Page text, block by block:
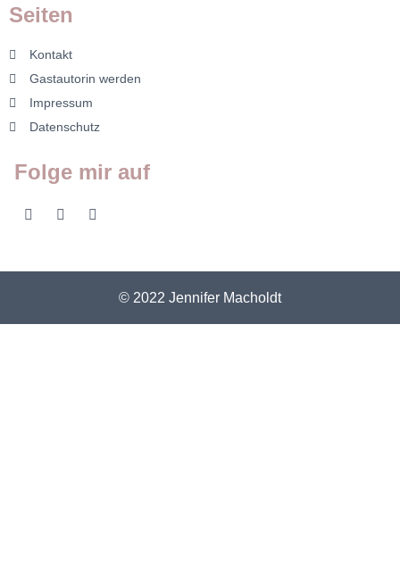
Seiten
Kontakt
Gastautorin werden
Impressum
Datenschutz
Folge mir auf
© 2022 Jennifer Macholdt